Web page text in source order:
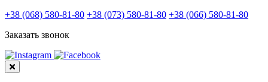
+38 (068) 580-81-80 +38 (073) 580-81-80 +38 (066) 580-81-80
Заказать звонок